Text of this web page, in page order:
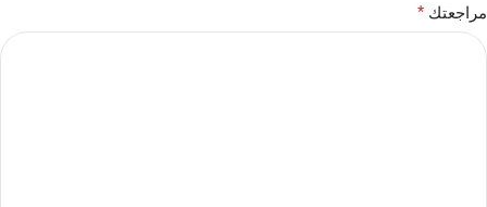
مراجعتك *